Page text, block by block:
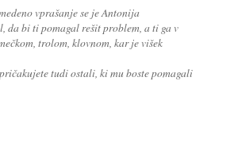
vprašanje se je Antonija
da bi ti pomagal rešit problem, a ti ga v
trolom, klovnom, kar je višek
tudi ostali, ki mu boste pomagali